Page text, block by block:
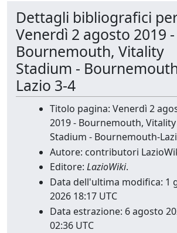
Dettagli bibliografici
Venerdì 2 agosto 2019 -
Bournemouth, Vitality
Stadium -
Lazio 3-4
Titolo pagina: Venerdì 2
2019 - Bournemouth, Vitality
Stadium - Bournemouth-
Autore: contributori
Editore: LazioWiki.
Data dell'ultima modifica: 1
2026 18:17 UTC
Data estrazione: 6 agosto
02:36 UTC